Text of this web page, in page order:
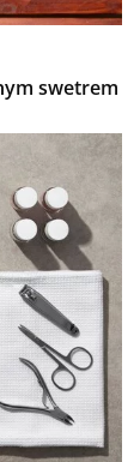
swetrem